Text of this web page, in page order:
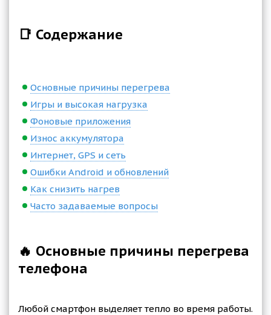
📑 Содержание
Основные причины перегрева
Игры и высокая нагрузка
Фоновые приложения
Износ аккумулятора
Интернет, GPS и сеть
Ошибки Android и обновлений
Как снизить нагрев
Часто задаваемые вопросы
🔥 Основные причины перегрева
телефона
Любой смартфон выделяет тепло во время работы.